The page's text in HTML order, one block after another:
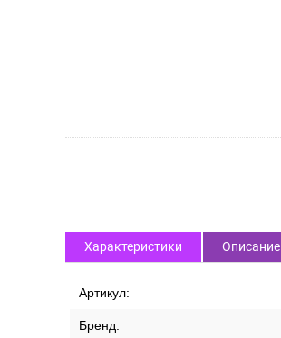
Характеристики Описание
Артикул:
Бренд: